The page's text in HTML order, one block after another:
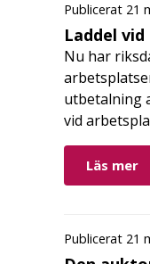
Publicerat 21
Laddel
Nu har
utbetalning
vid
Läs mer
Publicerat 21